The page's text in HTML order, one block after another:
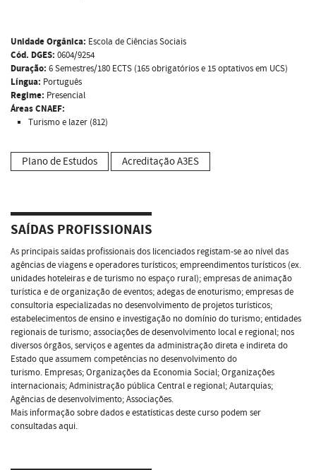
Unidade Orgânica: Escola de Ciências Sociais
Cód. DGES: 0604/9254
Duração: 6 Semestres/180 ECTS (165 obrigatórios e 15 optativos em UCS)
Língua: Português
Regime: Presencial
Áreas CNAEF:
Turismo e lazer (812)
Plano de Estudos Acreditação A3ES
SAÍDAS PROFISSIONAIS
As principais saídas profissionais dos licenciados registam-se ao nível das
agências de viagens e operadores turísticos; empreendimentos turísticos (ex.
unidades hoteleiras e de turismo no espaço rural); empresas de animação
turística e de organização de eventos; adegas de enoturismo; empresas de
consultoria especializadas no desenvolvimento de projetos turísticos;
estabelecimentos de ensino e investigação no domínio do turismo; entidades
regionais de turismo; associações de desenvolvimento local e regional; nos
diversos órgãos, serviços e agentes da administração direta e indireta do
Estado que assumem competências no desenvolvimento do
turismo. Empresas; Organizações da Economia Social; Organizações
internacionais; Administração pública Central e regional; Autarquias;
Agências de desenvolvimento; Associações.
Mais informação sobre dados e estatísticas deste curso podem ser
consultadas aqui.